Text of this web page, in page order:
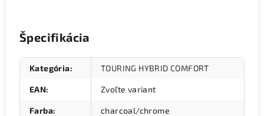
Špecifikácia
Kategória: TOURING HYBRID COMFORT
EAN: Zvoľte variant
Farba: charcoal/chrome